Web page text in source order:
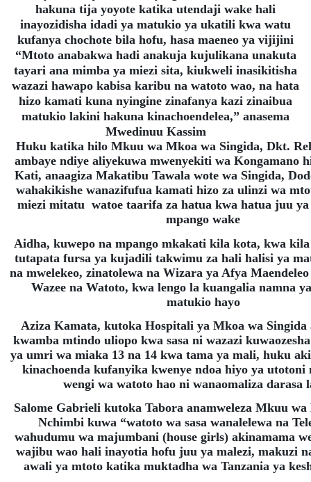
hakuna tija yoyote katika utendaji wake hali
inayozidisha idadi ya matukio ya ukatili kwa watu
kufanya chochote bila hofu, hasa maeneo ya vijijini
“Mtoto anabakwa hadi anakuja kujulikana unakuta
tayari ana mimba ya miezi sita, kiukweli inasikitisha
wazazi hawapo kabisa karibu na watoto wao, na hata
hizo kamati kuna nyingine zinafanya kazi zinaibua
matukio lakini hakuna kinachoendelea,” anasema
Mwedinuu Kassim
Huku katika hilo Mkuu wa Mkoa wa Singida, Dkt.
ambaye ndiye aliyekuwa mwenyekiti wa Kongamano
Kati, anaagiza Makatibu Tawala wote wa Singida,
wahakikishe wanazifufua kamati hizo za ulinzi wa
miezi mitatu watoe taarifa za hatua kwa hatua juu
mpango wake
Aidha, kuwepo na mpango mkakati kila kota, kwa
tutapata fursa ya kujadili takwimu za hali halisi ya
na mwelekeo, zinatolewa na Wizara ya Afya
Wazee na Watoto, kwa lengo la kuangalia namna
matukio hayo
Aziza Kamata, kutoka Hospitali ya Mkoa wa Singida
kwamba mtindo uliopo kwa sasa ni wazazi
ya umri wa miaka 13 na 14 kwa tama ya mali, huku
kinachoenda kufanyika kwenye ndoa hiyo ya
wengi wa watoto hao ni wanaomaliza darasa
Salome Gabrieli kutoka Tabora anamweleza Mkuu wa
Nchimbi kuwa “watoto wa sasa wanalelewa na
wahudumu wa majumbani (house girls) akinamama
wajibu wao hali inayotia hofu juu ya malezi, makuzi
awali ya mtoto katika muktadha wa Tanzania ya